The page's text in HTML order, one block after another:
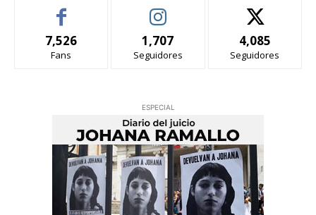
7,526
Fans
1,707
Seguidores
4,085
Seguidores
ESPECIAL